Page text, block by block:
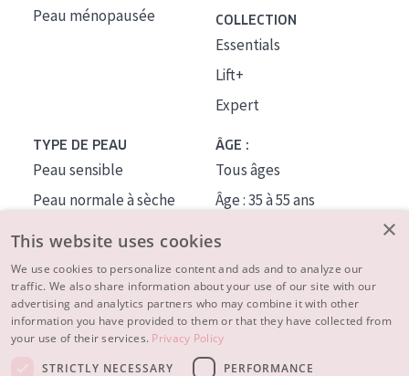
Peau ménopausée
COLLECTION
Essentials
Lift+
Expert
TYPE DE PEAU
Peau sensible
Peau normale à sèche
Peau mixte ou grasse
Peau mature
Peau ménopausée
ÂGE :
Tous âges
Âge : 35 à 55 ans
À PROPOS
CONSEILS BEAUTÉ
×
This website uses cookies
We use cookies to personalize content and ads and to analyze our
traffic. We also share information about your use of our site with our
advertising and analytics partners who may combine it with other
information you have provided to them or that they have collected from
your use of their services. Privacy Policy
STRICTLY NECESSARY
PERFORMANCE